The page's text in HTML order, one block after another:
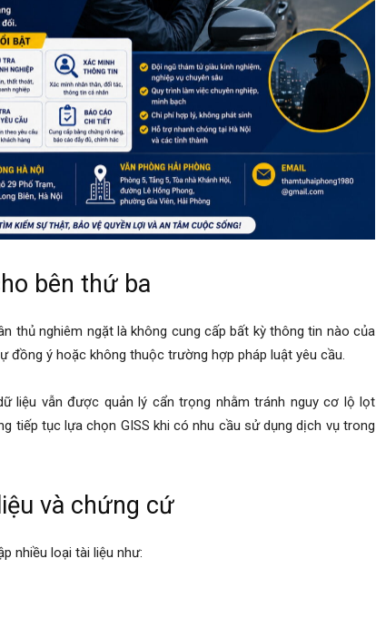
bên thứ ba
thủ nghiêm ngặt là không cung cấp bất kỳ thông tin nào của
đồng ý hoặc không thuộc trường hợp pháp luật yêu cầu.
liệu vẫn được quản lý cẩn trọng nhằm tránh nguy cơ lộ lọt
tiếp tục lựa chọn GISS khi có nhu cầu sử dụng dịch vụ trong
và chứng cứ
nhiều loại tài liệu như: